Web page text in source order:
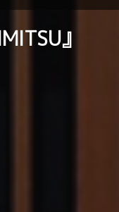
』